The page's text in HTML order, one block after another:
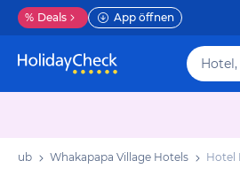
% Deals App öffnen
Whakapapa Village Hotels Hotel